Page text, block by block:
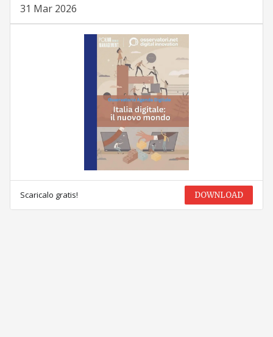
31 Mar 2026
Scaricalo gratis! DOWNLOAD